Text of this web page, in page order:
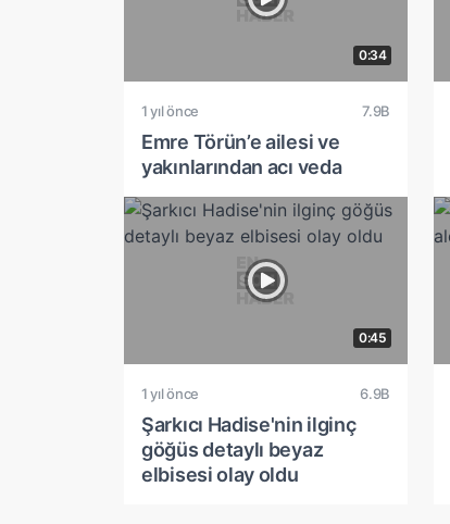
0:34
1 yıl önce 7.9B
Emre Törün’e ailesi ve
yakınlarından acı veda
0:45
1 yıl önce 6.9B
Şarkıcı Hadise'nin ilginç
göğüs detaylı beyaz
elbisesi olay oldu